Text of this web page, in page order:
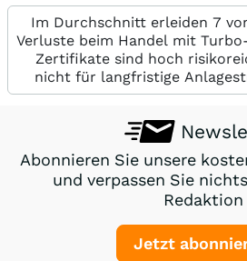
Im Durchschnitt erleiden 7
Verluste beim Handel mit
Zertifikate sind hoch
nicht für langfristige
Abonnieren Sie unsere
und verpassen Sie
Redaktion
Jetzt